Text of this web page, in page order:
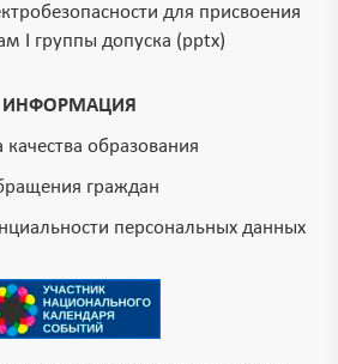
для присвоения
I группы допуска (pptx)
ИНФОРМАЦИЯ
качества образования
граждан
персональных данных